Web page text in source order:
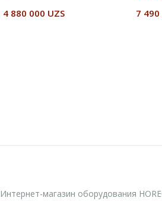
4 880 000 UZS
7 490
Интернет-магазин оборудования